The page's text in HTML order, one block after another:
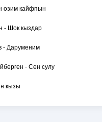
озим кайфпын
- Шок кыздар
- Даруменим
- Сен сулу
кызы